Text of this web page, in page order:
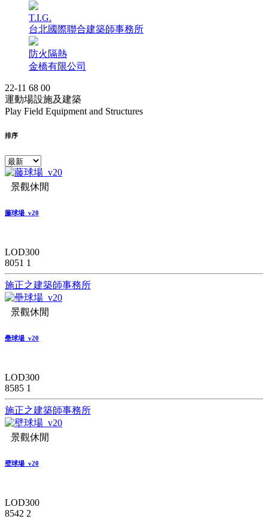
T.I.G.
台北國際聯合建築師事務所
防火隔熱
金橋有限公司
22-11 68 00
運動場設施及建築
Play Field Equipment and Structures
排序
景觀休閒
藤球場_v20
LOD300
8051 1
施正之建築師事務所
景觀休閒
壘球場_v20
LOD300
8585 1
施正之建築師事務所
景觀休閒
壁球場_v20
LOD300
8542 2